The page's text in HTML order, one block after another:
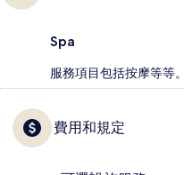
Spa
服務項目包括按摩等等
費用和規定